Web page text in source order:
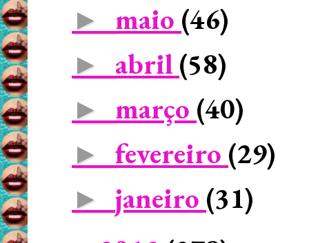
► maio (46)
► abril (58)
► março (40)
► fevereiro (29)
► janeiro (31)